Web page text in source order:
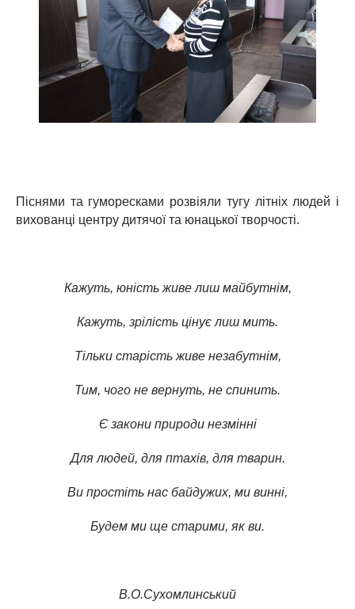
Піснями та гуморесками розвіяли тугу літніх людей і
вихованці центру дитячої та юнацької творчості.
Кажуть, юність живе лиш майбутнім,
Кажуть, зрілість цінує лиш мить.
Тільки старість живе незабутнім,
Тим, чого не вернуть, не спинить.
Є закони природи незмінні
Для людей, для птахів, для тварин.
Ви простіть нас байдужих, ми винні,
Будем ми ще старими, як ви.
В.О.Сухомлинський